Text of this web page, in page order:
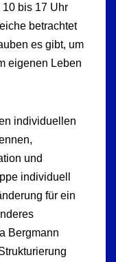
10 bis 17 Uhr
betrachtet
es gibt, um
eigenen Leben
individuellen
und
individuell
für ein
Bergmann